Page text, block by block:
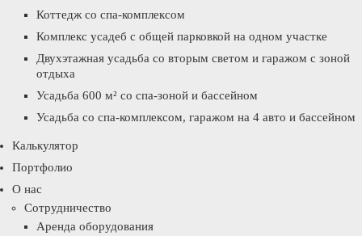
Коттедж со спа-комплексом
Комплекс усадеб с общей парковкой на одном участке
Двухэтажная усадьба со вторым светом и гаражом с зоной
отдыха
Усадьба 600 м² со спа-зоной и бассейном
Усадьба со спа-комплексом, гаражом на 4 авто и бассейном
Калькулятор
Портфолио
О нас
Сотрудничество
Аренда оборудования